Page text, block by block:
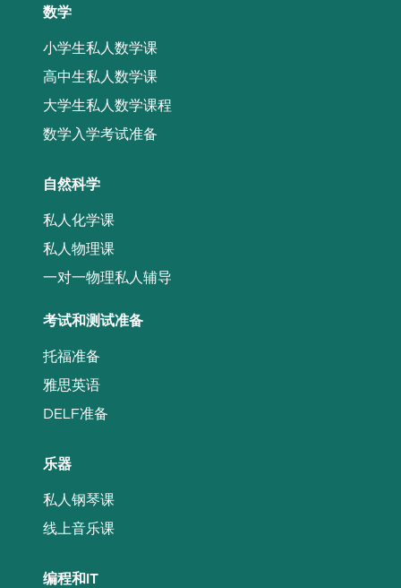
数学
小学生私人数学课
高中生私人数学课
大学生私人数学课程
数学入学考试准备
自然科学
私人化学课
私人物理课
一对一物理私人辅导
考试和测试准备
托福准备
雅思英语
DELF准备
乐器
私人钢琴课
线上音乐课
编程和IT